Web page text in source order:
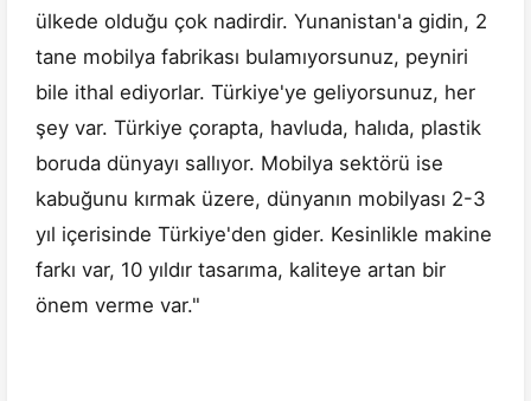
ülkede olduğu çok nadirdir. Yunanistan'a gidin, 2
tane mobilya fabrikası bulamıyorsunuz, peyniri
bile ithal ediyorlar. Türkiye'ye geliyorsunuz, her
şey var. Türkiye çorapta, havluda, halıda, plastik
boruda dünyayı sallıyor. Mobilya sektörü ise
kabuğunu kırmak üzere, dünyanın mobilyası 2-3
yıl içerisinde Türkiye'den gider. Kesinlikle makine
farkı var, 10 yıldır tasarıma, kaliteye artan bir
önem verme var."